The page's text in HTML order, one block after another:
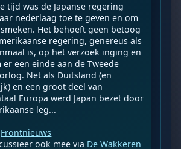
tijd was de Japanse regering
nederlaag toe te geven en om
Het behoeft geen betoog
regering, genereus als
is, op het verzoek inging en
er een einde aan de Tweede
Net als Duitsland (en
en een groot deel van
Europa werd Japan bezet door
leg...
Frontnieuws
ook mee via De Wakkeren